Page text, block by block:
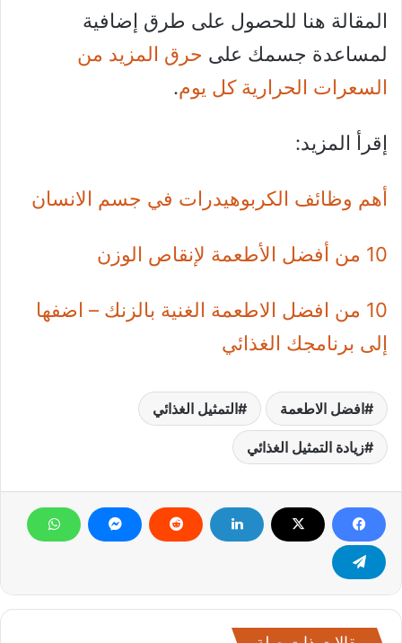
المقالة هنا للحصول على طرق إضافية
لمساعدة جسمك على حرق المزيد من
السعرات الحرارية كل يوم.
إقرأ المزيد:
أهم وظائف الكربوهيدرات في جسم الانسان
10 من أفضل الأطعمة لإنقاص الوزن
10 من افضل الاطعمة الغنية بالزنك – اضفها
إلى برنامجك الغذائي
افضل الاطعمة التمثيل الغذائي
زيادة التمثيل الغذائي